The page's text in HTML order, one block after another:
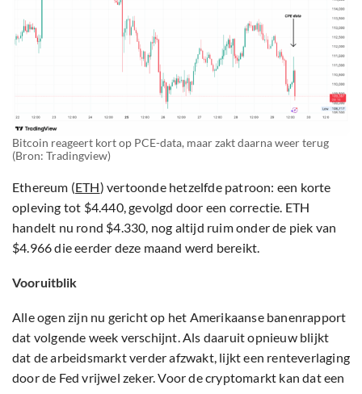
Bitcoin reageert kort op PCE-data, maar zakt daarna weer terug
(Bron: Tradingview)
Ethereum (ETH) vertoonde hetzelfde patroon: een korte
opleving tot $4.440, gevolgd door een correctie. ETH
handelt nu rond $4.330, nog altijd ruim onder de piek van
$4.966 die eerder deze maand werd bereikt.
Vooruitblik
Alle ogen zijn nu gericht op het Amerikaanse banenrapport
dat volgende week verschijnt. Als daaruit opnieuw blijkt
dat de arbeidsmarkt verder afzwakt, lijkt een renteverlaging
door de Fed vrijwel zeker. Voor de cryptomarkt kan dat een